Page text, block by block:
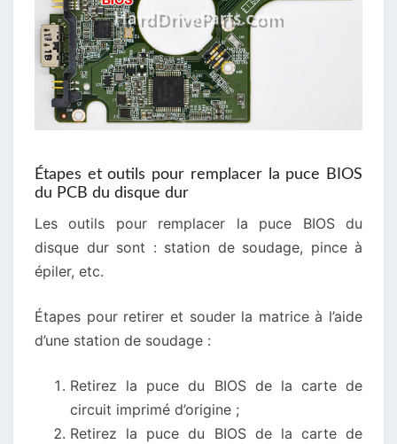
Étapes et outils pour remplacer la puce BIOS
du PCB du disque dur
Les outils pour remplacer la puce BIOS du
disque dur sont : station de soudage, pince à
épiler, etc.
Étapes pour retirer et souder la matrice à l’aide
d’une station de soudage :
Retirez la puce du BIOS de la carte de
circuit imprimé d’origine ;
Retirez la puce du BIOS de la carte de